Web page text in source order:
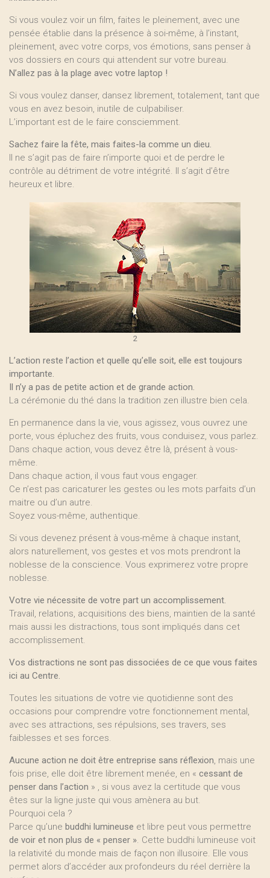
Si vous voulez voir un film, faites le pleinement, avec une
pensée établie dans la présence à soi-même, à l’instant,
pleinement, avec votre corps, vos émotions, sans penser à
vos dossiers en cours qui attendent sur votre bureau.
N’allez pas à la plage avec votre laptop !
Si vous voulez danser, dansez librement, totalement, tant que
vous en avez besoin, inutile de culpabiliser.
L’important est de le faire consciemment.
Sachez faire la fête, mais faites-la comme un dieu.
Il ne s’agit pas de faire n’importe quoi et de perdre le
contrôle au détriment de votre intégrité. Il s’agit d’être
heureux et libre.
2
L’action reste l’action et quelle qu’elle soit, elle est toujours
importante.
Il n’y a pas de petite action et de grande action.
La cérémonie du thé dans la tradition zen illustre bien cela.
En permanence dans la vie, vous agissez, vous ouvrez une
porte, vous épluchez des fruits, vous conduisez, vous parlez.
Dans chaque action, vous devez être là, présent à vous-
même.
Dans chaque action, il vous faut vous engager.
Ce n’est pas caricaturer les gestes ou les mots parfaits d’un
maitre ou d’un autre.
Soyez vous-même, authentique.
Si vous devenez présent à vous-même à chaque instant,
alors naturellement, vos gestes et vos mots prendront la
noblesse de la conscience. Vous exprimerez votre propre
noblesse.
Votre vie nécessite de votre part un accomplissement.
Travail, relations, acquisitions des biens, maintien de la santé
mais aussi les distractions, tous sont impliqués dans cet
accomplissement.
Vos distractions ne sont pas dissociées de ce que vous faites
ici au Centre.
Toutes les situations de votre vie quotidienne sont des
occasions pour comprendre votre fonctionnement mental,
avec ses attractions, ses répulsions, ses travers, ses
faiblesses et ses forces.
Aucune action ne doit être entreprise sans réflexion, mais une
fois prise, elle doit être librement menée, en « cessant de
penser dans l’action » , si vous avez la certitude que vous
êtes sur la ligne juste qui vous amènera au but.
Pourquoi cela ?
Parce qu’une buddhi lumineuse et libre peut vous permettre
de voir et non plus de « penser ». Cette buddhi lumineuse voit
la relativité du monde mais de façon non illusoire. Elle vous
permet alors d’accéder aux profondeurs du réel derrière la